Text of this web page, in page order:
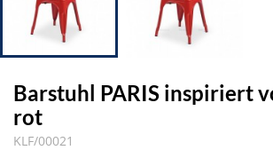
Barstuhl PARIS inspiriert
rot
KLF/00021